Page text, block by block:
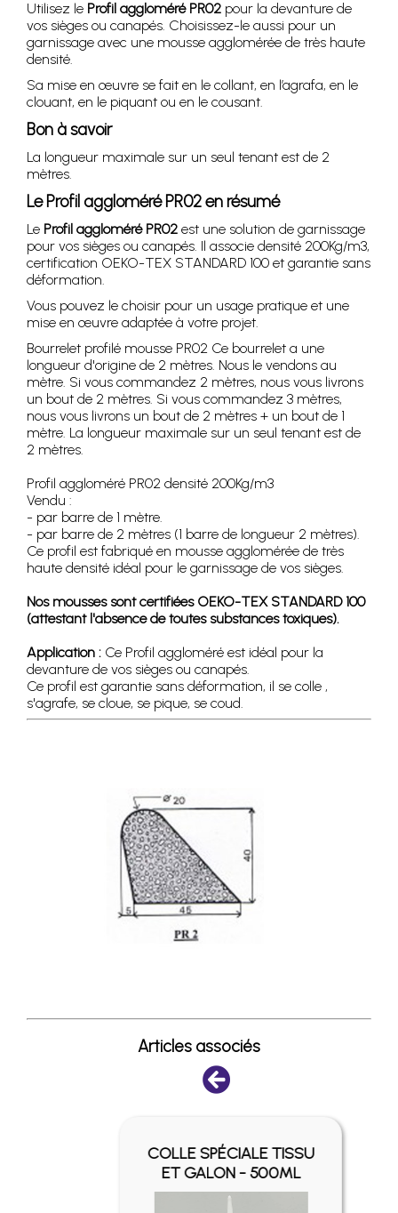
Utilisez le Profil aggloméré PR02 pour la devanture de
vos sièges ou canapés. Choisissez-le aussi pour un
garnissage avec une mousse agglomérée de très haute
densité.
Sa mise en œuvre se fait en le collant, en l’agrafa, en le
clouant, en le piquant ou en le cousant.
Bon à savoir
La longueur maximale sur un seul tenant est de 2
mètres.
LeProfil aggloméré PR02en résumé
Le Profil aggloméré PR02 est une solution de garnissage
pour vos sièges ou canapés. Il associe densité 200Kg/m3,
certification OEKO-TEX STANDARD 100 et garantie sans
déformation.
Vous pouvez le choisir pour un usage pratique et une
mise en œuvre adaptée à votre projet.
Bourrelet profilé mousse PR02 Ce bourrelet a une
longueur d'origine de 2 mètres. Nous le vendons au
mètre. Si vous commandez 2 mètres, nous vous livrons
un bout de 2 mètres. Si vous commandez 3 mètres,
nous vous livrons un bout de 2 mètres + un bout de 1
mètre. La longueur maximale sur un seul tenant est de
2 mètres.
Profil aggloméré PR02 densité 200Kg/m3
Vendu :
- par barre de 1 mètre.
- par barre de 2 mètres (1 barre de longueur 2 mètres).
Ce profil est fabriqué en mousse agglomérée de très
haute densité idéal pour le garnissage de vos sièges.
Nos mousses sont certifiées OEKO-TEX STANDARD 100
(attestant l'absence de toutes substances toxiques).
Application : Ce Profil aggloméré est idéal pour la
devanture de vos sièges ou canapés.
Ce profil est garantie sans déformation, il se colle ,
s'agrafe, se cloue, se pique, se coud.
Articles associés
COLLE SPÉCIALE TISSU
ET GALON - 500ML